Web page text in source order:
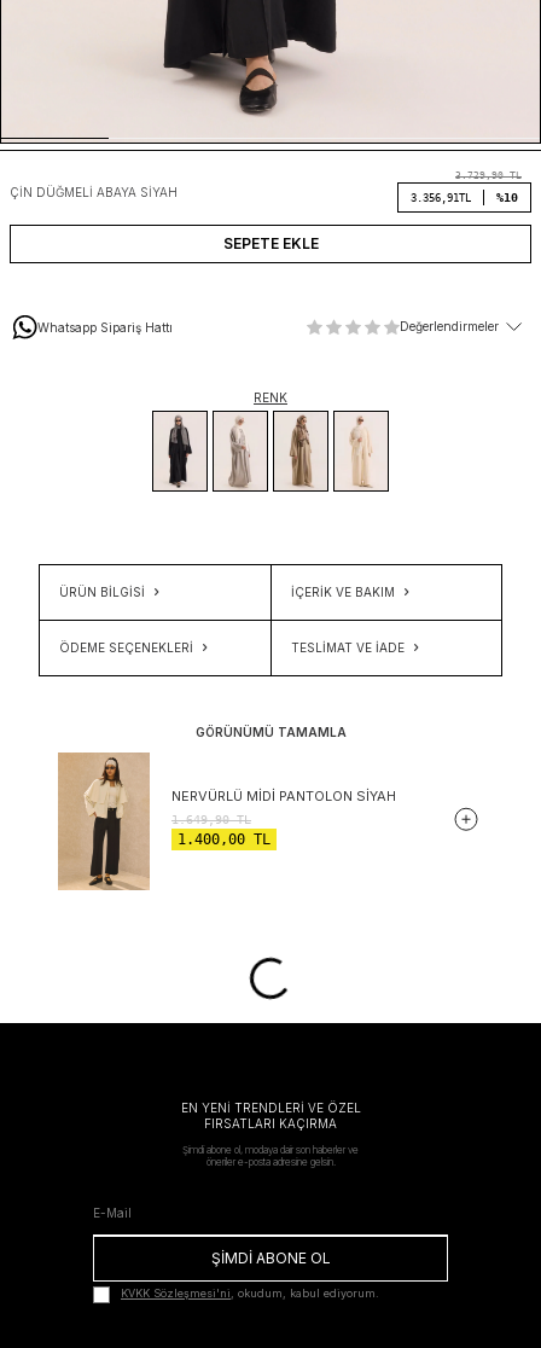
ÇIN DÜĞMELI ABAYA SIYAH
3.729,90TL
3.356,91 TL %10
SEPETE EKLE
Whatsapp Sipariş Hattı Değerlendirmeler
RENK
ÜRÜN BİLGİSİ İÇERIK VE BAKIM
ÖDEME SEÇENEKLERI TESLIMAT VE İADE
GÖRÜNÜMÜ TAMAMLA
NERVÜRLÜ MIDI PANTOLON SIYAH
1.649,90TL
1.400,00 TL
EN YENİ TRENDLERİ VE ÖZEL
FIRSATLARI KAÇIRMA
Şimdi abone ol, modaya dair son haberler ve
öneriler e-posta adresine gelsin.
ŞİMDİ ABONE OL
KVKK Sözleşmesi'ni, okudum, kabul ediyorum.